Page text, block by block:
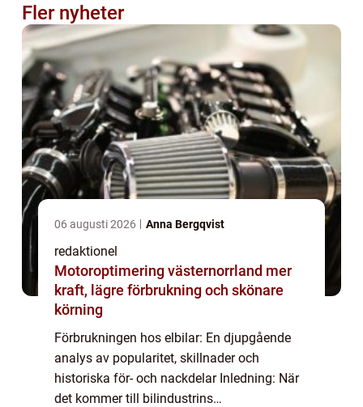
Fler nyheter
06 augusti 2026 Anna Bergqvist
redaktionel
Motoroptimering västernorrland mer
kraft, lägre förbrukning och skönare
körning
Förbrukningen hos elbilar: En djupgående
analys av popularitet, skillnader och
historiska för- och nackdelar Inledning: När
det kommer till bilindustrins